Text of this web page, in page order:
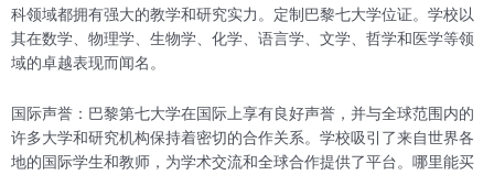
科领域都拥有强大的教学和研究实力。定制巴黎七大学位证。学校以
其在数学、物理学、生物学、化学、语言学、文学、哲学和医学等领
域的卓越表现而闻名。
国际声誉：巴黎第七大学在国际上享有良好声誉，并与全球范围内的
许多大学和研究机构保持着密切的合作关系。学校吸引了来自世界各
地的国际学生和教师，为学术交流和全球合作提供了平台。哪里能买